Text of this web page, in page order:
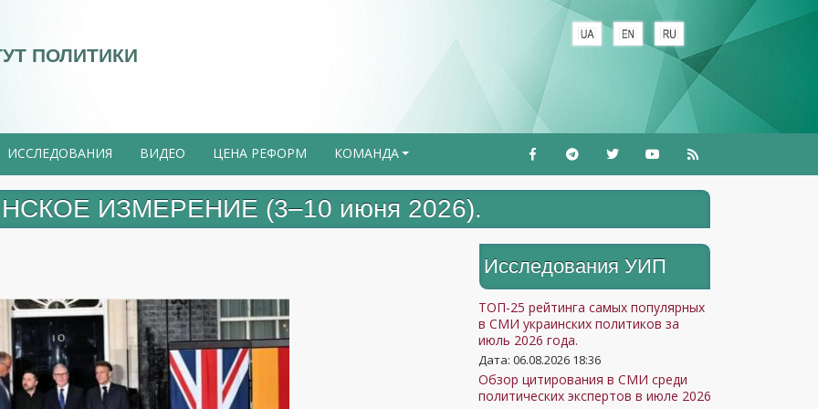
ПОЛИТИКИ
ИССЛЕДОВАНИЯ ВИДЕО ЦЕНА РЕФОРМ +
КОМАНДА
ИЗМЕРЕНИЕ (3–10 июня 2026).
Исследования УИП
ТОП-25 рейтинга самых популярных
в СМИ украинских политиков за
июль 2026 года.
Дата: 06.08.2026 18:36
Обзор цитирования в СМИ среди
политических экспертов в июле 2026